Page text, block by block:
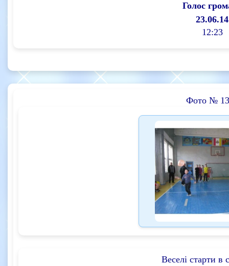
Голос
23.06.14
12:23
Фото №
Веселі старти в